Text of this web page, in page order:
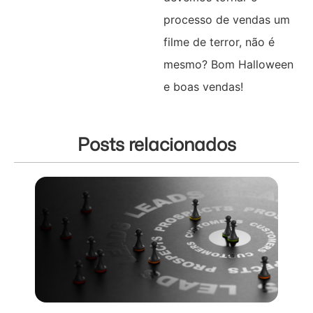
processo de vendas um
filme de terror, não é
mesmo? Bom Halloween
e boas vendas!
Posts relacionados